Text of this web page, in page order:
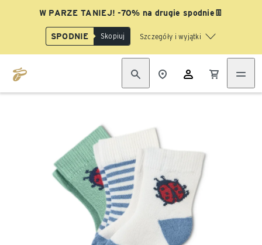
W PARZE TANIEJ! -70% na drugie spodnie👖
SPODNIE Skopiuj Szczegóły i wyjątki